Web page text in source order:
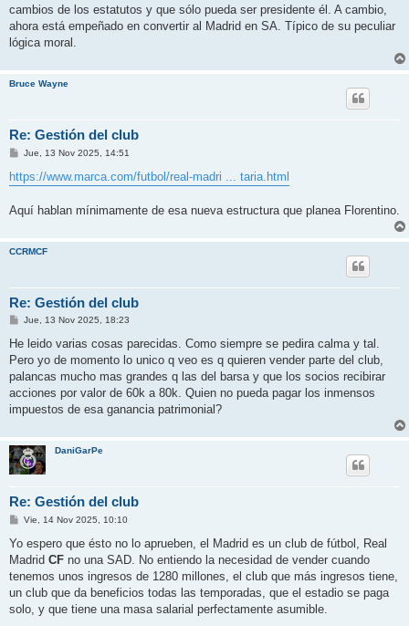
cambios de los estatutos y que sólo pueda ser presidente él. A cambio,
ahora está empeñado en convertir al Madrid en SA. Típico de su peculiar
lógica moral.
Bruce Wayne
Re: Gestión del club
M
n
s
j
e
Jue, 13 Nov 2025, 14:51
https://www.marca.com/futbol/real-madri ... taria.html
Aquí hablan mínimamente de esa nueva estructura que planea Florentino.
CCRMCF
Re: Gestión del club
M
n
a
j
Jue, 13 Nov 2025, 18:23
He leido varias cosas parecidas. Como siempre se pedira calma y tal.
Pero yo de momento lo unico q veo es q quieren vender parte del club,
palancas mucho mas grandes q las del barsa y que los socios recibirar
acciones por valor de 60k a 80k. Quien no pueda pagar los inmensos
impuestos de esa ganancia patrimonial?
DaniGarPe
Re: Gestión del club
M
n
a
j
Vie, 14 Nov 2025, 10:10
Yo espero que ésto no lo aprueben, el Madrid es un club de fútbol, Real
Madrid CF no una SAD. No entiendo la necesidad de vender cuando
tenemos unos ingresos de 1280 millones, el club que más ingresos tiene,
un club que da beneficios todas las temporadas, que el estadio se paga
solo, y que tiene una masa salarial perfectamente asumible.